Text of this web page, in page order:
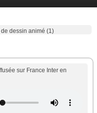
dessin animé (1)
sur France Inter en